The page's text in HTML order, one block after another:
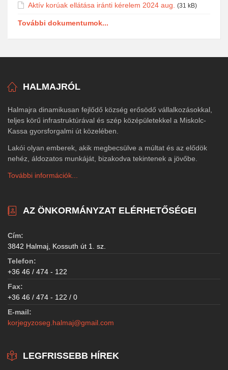
Aktív korúak ellátása iránti kérelem 2024 aug. (31 kB)
További dokumentumok...
HALMAJRÓL
Halmajra dinamikusan fejlődő község erősödő vállalkozásokkal,
teljes körű infrastruktúrával és szép középületekkel a Miskolc-
Kassa gyorsforgalmi út közelében.
Lakói olyan emberek, akik megbecsülve a múltat és az elődök
nehéz, áldozatos munkáját, bizakodva tekintenek a jövőbe.
További információk...
AZ ÖNKORMÁNYZAT ELÉRHETŐSÉGEI
Cím:
3842 Halmaj, Kossuth út 1. sz.
Telefon:
+36 46 / 474 - 122
Fax:
+36 46 / 474 - 122 / 0
E-mail:
korjegyzoseg.halmaj@gmail.com
LEGFRISSEBB HÍREK